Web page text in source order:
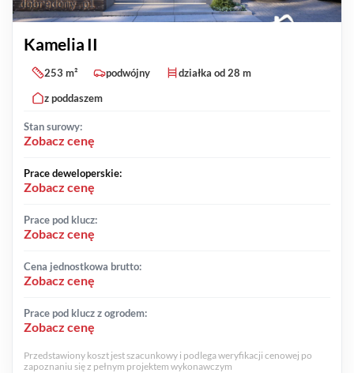
Kamelia II
253 m² podwójny
działka od 28 m
z poddaszem
Stan surowy:
Zobacz cenę
Prace deweloperskie:
Zobacz cenę
Prace pod klucz:
Zobacz cenę
Cena jednostkowa brutto:
Zobacz cenę
Prace pod klucz z ogrodem:
Zobacz cenę
Przedstawiony koszt jest szacunkowy i podlega weryfikacji cenowej po
zapoznaniu się z pełnym projektem wykonawczym